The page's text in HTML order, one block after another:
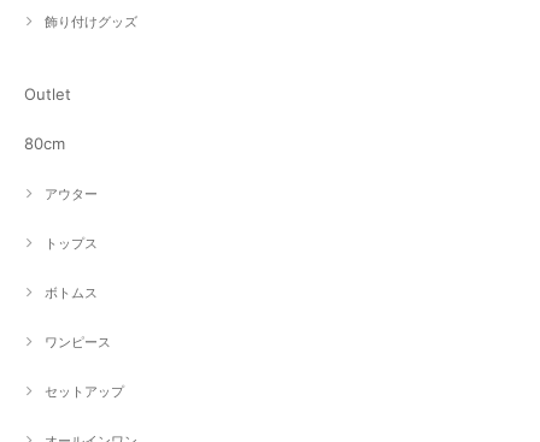
飾り付けグッズ
Outlet
80cm
アウター
トップス
ボトムス
ワンピース
セットアップ